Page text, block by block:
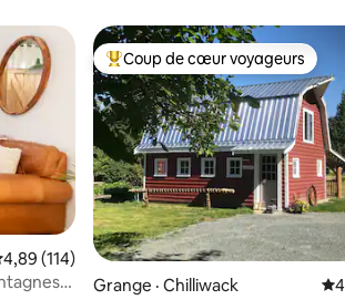
moyenne de 4,89 sur 5, 114
4,89 (114)
Coup de cœur voyageurs parmi
Coup de cœur voyageurs
Grange · Chilliwack